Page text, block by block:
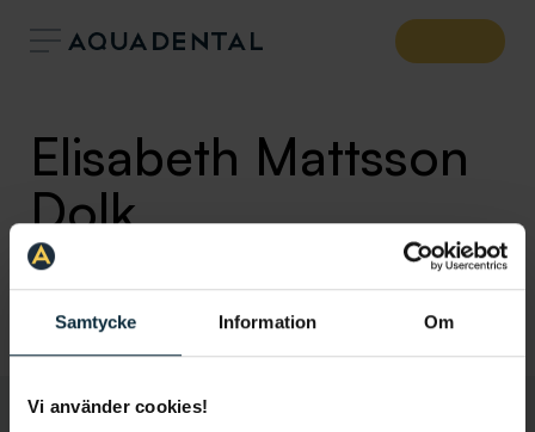
Samtycke Information Om
Vi använder cookies!
Elisabeth Mattsson
Dolk
Tandhygienist